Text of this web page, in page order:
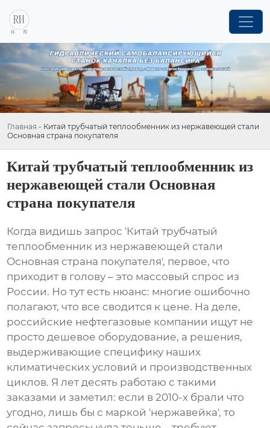
Главная - Китай трубчатый теплообменник из нержавеющей стали
Основная страна покупателя
Китай трубчатый теплообменник из
нержавеющей стали Основная
страна покупателя
Когда видишь запрос 'Китай трубчатый
теплообменник из нержавеющей стали
Основная страна покупателя', первое, что
приходит в голову – это массовый спрос из
России. Но тут есть нюанс: многие ошибочно
полагают, что все сводится к цене. На деле,
российские нефтегазовые компании ищут не
просто дешевое оборудование, а решения,
выдерживающие специфику наших
климатических условий и производственных
циклов. Я лет десять работаю с такими
заказами и заметил: если в 2010-х брали что
угодно, лишь бы с маркой 'нержавейка', то